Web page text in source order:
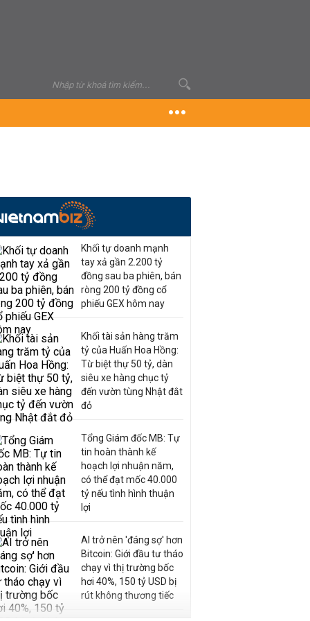
Khối tự doanh mạnh
tay xả gần 2.200 tỷ
đồng sau ba phiên, bán
ròng 200 tỷ đồng cổ
phiếu GEX hôm nay
Khối tài sản hàng trăm
tỷ của Huấn Hoa Hồng:
Từ biệt thự 50 tỷ, dàn
siêu xe hàng chục tỷ
đến vườn tùng Nhật đắt
đỏ
Tổng Giám đốc MB: Tự
tin hoàn thành kế
hoạch lợi nhuận năm,
có thể đạt mốc 40.000
tỷ nếu tình hình thuận
lợi
AI trở nên 'đáng sợ' hơn
Bitcoin: Giới đầu tư tháo
chạy vì thị trường bốc
hơi 40%, 150 tỷ USD bị
rút không thương tiếc